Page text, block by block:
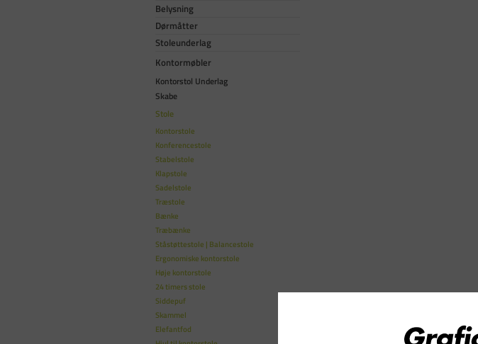
Belysning
Dørmåtter
Stoleunderlag
Kontormøbler
Kontorstol Underlag
Skabe
Stole
Kontorstole
Konferencestole
Stabelstole
Klapstole
Sadelstole
Træstole
Bænke
Træbænke
Ståstøttestole | Balancestole
Ergonomiske kontorstole
Høje kontorstole
24 timers stole
Siddepuf
Skammel
Elefantfod